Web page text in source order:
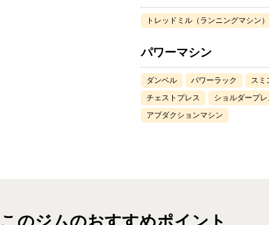
トレッドミル（ランニングマシン）
パワーマシン
ダンベル パワーラック スミ
チェストプレス ショルダープレ
アブダクションマシン